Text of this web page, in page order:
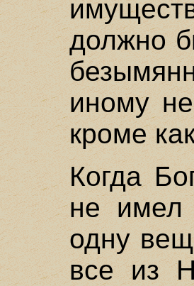
должно
иному
кроме
Когда
не имел
одну
все из